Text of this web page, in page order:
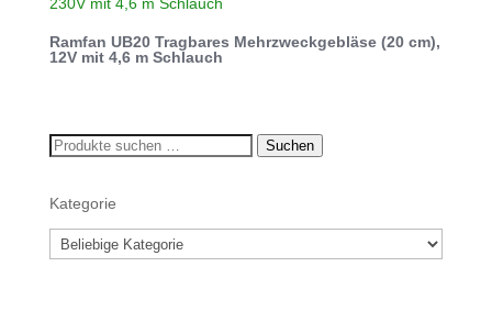
Ramfan UB20 Tragbares Mehrzweckgebläse (20 cm),
12V mit 4,6 m Schlauch
Suchen
Suchen
Kategorie